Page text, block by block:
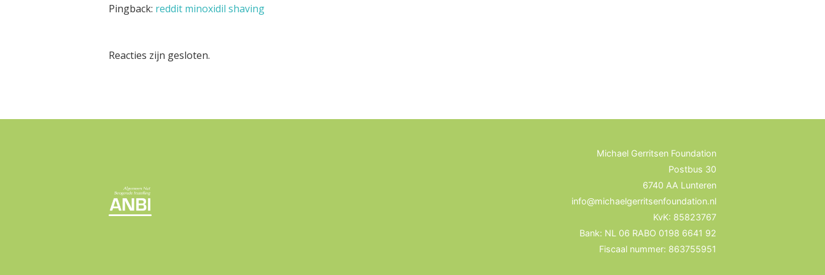
Pingback: reddit minoxidil shaving
Reacties zijn gesloten.
Michael Gerritsen Foundation
Postbus 30
6740 AA Lunteren
info@michaelgerritsenfoundation.nl
KvK: 85823767
Bank: NL 06 RABO 0198 6641 92
Fiscaal nummer: 863755951